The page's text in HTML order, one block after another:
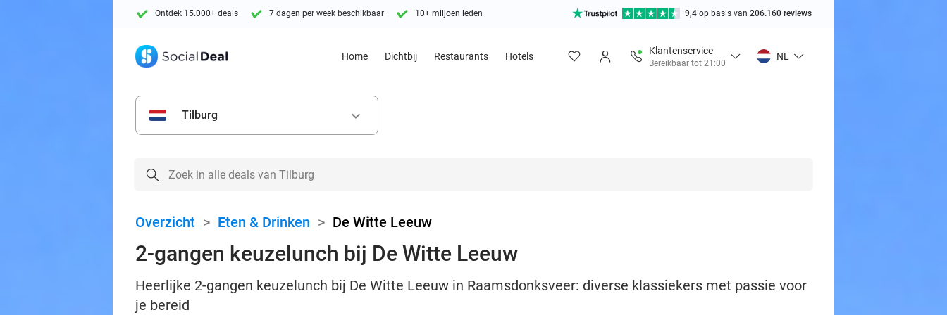
Ontdek 15.000+ deals 7 dagen per week beschikbaar 10+ miljoen leden 9,4 op basis van 206.160 reviews
Home Dichtbij Restaurants Hotels
Klantenservice
Bereikbaar tot 21:00
NL
Tilburg keyboard_arrow_down
Overzicht > Eten & Drinken > De Witte Leeuw
2-gangen keuzelunch bij De Witte Leeuw
Heerlijke 2-gangen keuzelunch bij De Witte Leeuw in Raamsdonksveer: diverse klassiekers met passie voor
je bereid